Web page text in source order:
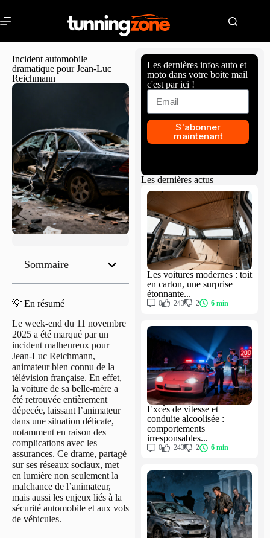
Incident automobile
dramatique pour Jean-Luc
Reichmann
Sommaire
💡 En résumé
Le week-end du 11 novembre
2025 a été marqué par un
incident malheureux pour
Jean-Luc Reichmann,
animateur bien connu de la
télévision française. En effet,
la voiture de sa belle-mère a
été retrouvée entièrement
dépecée, laissant l’animateur
dans une situation délicate,
notamment en raison des
complications avec les
assurances. Ce drame, partagé
sur ses réseaux sociaux, met
en lumière non seulement la
malchance de l’animateur,
mais aussi les enjeux liés à la
sécurité automobile et aux vols
de véhicules.
Les dernières infos auto et
moto dans votre boite mail
c'est par ici !
S'abonner
maintenant
Les dernières actus
Les voitures modernes : toit
en carton, une surprise
étonnante...
0 243 2 6 min
Excès de vitesse et
conduite alcoolisée :
comportements
irresponsables...
0 243 2 6 min